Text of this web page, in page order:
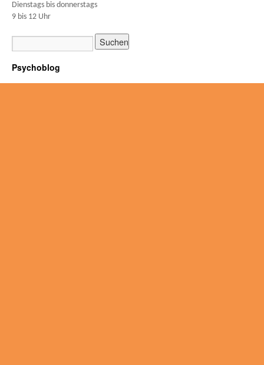
Dienstags bis donnerstags
9 bis 12 Uhr
Psychoblog